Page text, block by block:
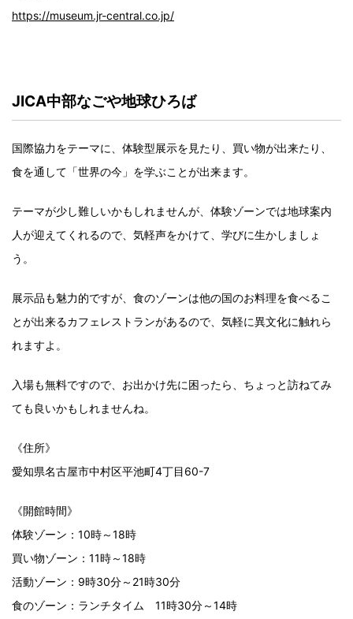
https://museum.jr-central.co.jp/
JICA中部なごや地球ひろば
国際協力をテーマに、体験型展示を見たり、買い物が出来たり、
食を通して「世界の今」を学ぶことが出来ます。
テーマが少し難しいかもしれませんが、体験ゾーンでは地球案内
人が迎えてくれるので、気軽声をかけて、学びに生かしましょ
う。
展示品も魅力的ですが、食のゾーンは他の国のお料理を食べるこ
とが出来るカフェレストランがあるので、気軽に異文化に触れら
れますよ。
入場も無料ですので、お出かけ先に困ったら、ちょっと訪ねてみ
ても良いかもしれませんね。
《住所》
愛知県名古屋市中村区平池町4丁目60-7
《開館時間》
体験ゾーン：10時～18時
買い物ゾーン：11時～18時
活動ゾーン：9時30分～21時30分
食のゾーン：ランチタイム 11時30分～14時